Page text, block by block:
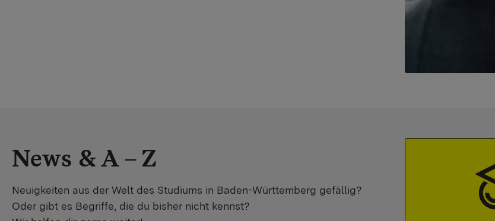
News & A – Z
Neuigkeiten aus der Welt des Studiums in Baden-Württemberg gefällig?
Oder gibt es Begriffe, die du bisher nicht kennst?